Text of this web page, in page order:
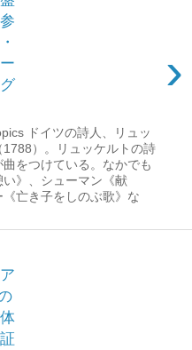
›
ドイツの詩人、リュッ
）。リュッケルトの詩
をつけている。なかでも
》、シューマン《献
亡き子をしのぶ歌》な